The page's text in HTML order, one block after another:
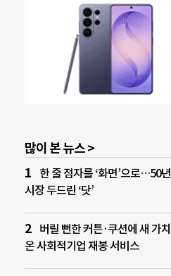
많이 본 뉴스 >
한 줄 점자를 ‘화면’으로…50
시장 두드린 ‘닷’
버릴 뻔한 커튼·쿠션에 새 가
온 사회적기업 재봉 서비스